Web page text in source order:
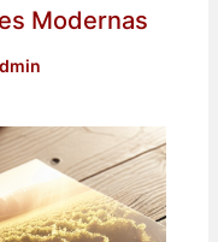
Modernas